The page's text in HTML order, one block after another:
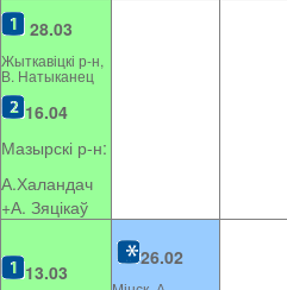
28.03
Жыткавіцкі р-н,
В. Натыканец
16.04
Мазырскі р-н:
А.Халандач
+А. Зяцікаў
13.03
26.02